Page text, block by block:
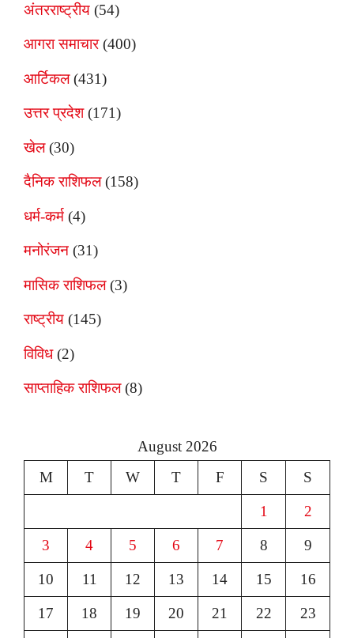
अंतरराष्ट्रीय (54)
आगरा समाचार(400)
आर्टिकल(431)
उत्तर प्रदेश(171)
खेल(30)
दैनिक राशिफल(158)
धर्म-कर्म (4)
मनोरंजन (31)
मासिक राशिफल(3)
राष्ट्रीय (145)
विविध(2)
साप्ताहिक राशिफल(8)
August 2026
M
T W T F S S
1 2
3 4 5 6 7 8 9
10 11 12 13 14 15 16
17 18 19 20 21 22 23